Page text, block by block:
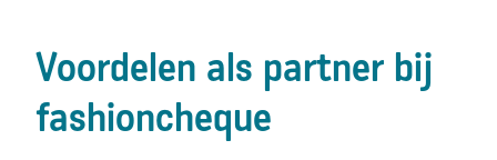
Voordelen als partner bij
fashioncheque